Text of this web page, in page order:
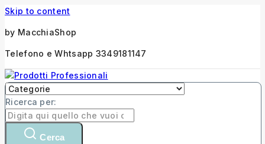
Skip to content
by MacchiaShop
Telefono e Whtsapp 3349181147
Ricerca per:
Cerca